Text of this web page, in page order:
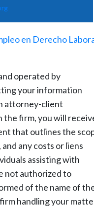
en Derecho
operated by
your information
attorney-client
the firm, you will
that outlines the
any costs or liens
assisting with
not authorized to
of the name of
handling your